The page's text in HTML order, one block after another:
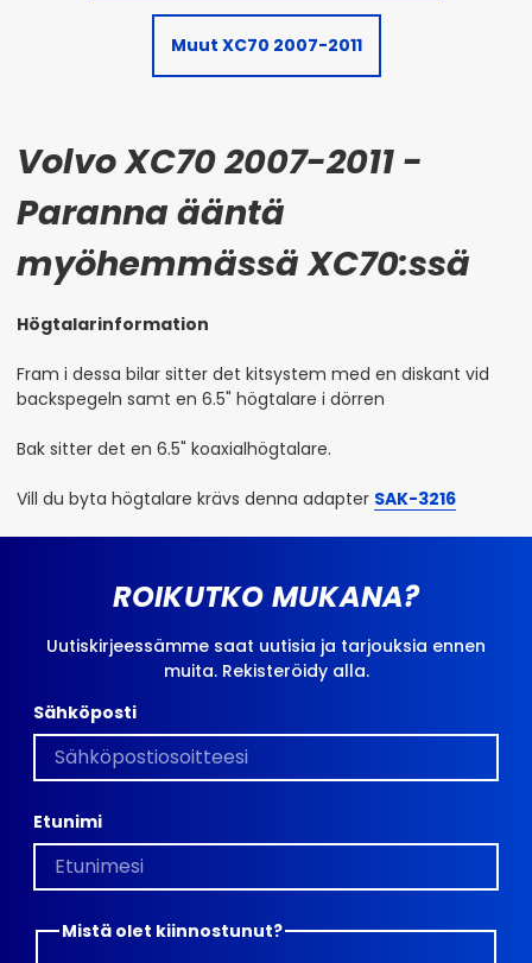
Muut XC70 2007-2011
Volvo XC70 2007-2011 -
Paranna ääntä
myöhemmässä XC70:ssä
Högtalarinformation
Fram i dessa bilar sitter det kitsystem med en diskant vid
backspegeln samt en 6.5" högtalare i dörren
Bak sitter det en 6.5" koaxialhögtalare.
Vill du byta högtalare krävs denna adapter SAK-3216
ROIKUTKO MUKANA?
Uutiskirjeessämme saat uutisia ja tarjouksia ennen
muita. Rekisteröidy alla.
Sähköposti
Etunimi
Mistä olet kiinnostunut?